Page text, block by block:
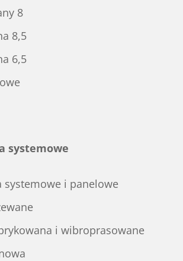
8
8,5
6,5
systemowe
systemowe i panelowe
i wibroprasowane